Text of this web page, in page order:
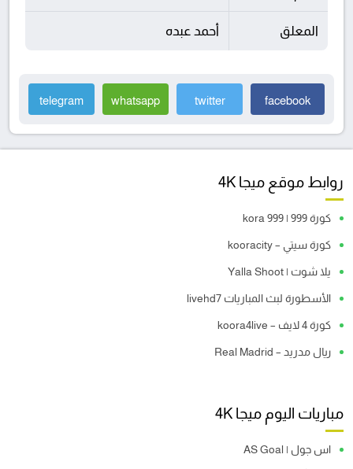
المعلق أحمد عبده
facebook
twitter
whatsapp
telegram
روابط موقع ميجا 4K
كورة 999 | kora 999
كورة سيتي – kooracity
يلا شوت | Yalla Shoot
الأسطورة لبث المباريات livehd7
كورة 4 لايف – koora4live
ريال مدريد – Real Madrid
مباريات اليوم ميجا 4K
اس جول | AS Goal